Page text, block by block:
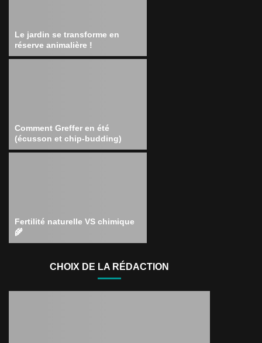
Le jardin se transforme en
réserve animalière !
Comment Greffer en été
(écusson et chip-budding)
Fertilité naturelle VS chimique
🌾
CHOIX DE LA RÉDACTION